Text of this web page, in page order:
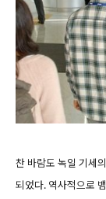
찬 바람도 녹일 기세
되었다. 역사적으로